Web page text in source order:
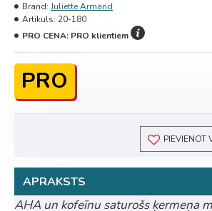
PRO
Brand: Juliette Armand
Artikuls: 20-180
PRO CENA: PRO klientiem
PIEVIENOT
APRAKSTS
AHA un kofeīnu saturošs ķermeņa